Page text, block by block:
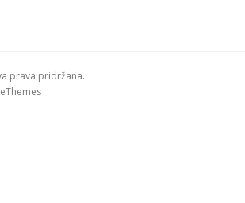
prava pridržana.